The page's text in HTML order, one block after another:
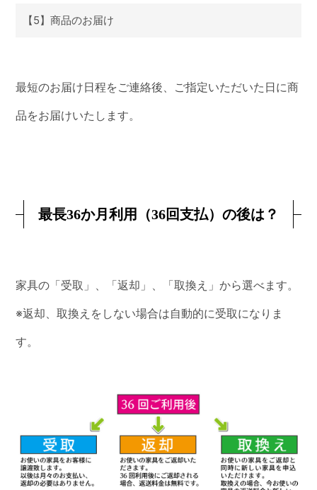
【5】商品のお届け
最短のお届け日程をご連絡後、ご指定いただいた日に商
品をお届けいたします。
最長36か月利用（36回支払）の後は？
家具の「受取」、「返却」、「取換え」から選べます。
※返却、取換えをしない場合は自動的に受取になりま
す。